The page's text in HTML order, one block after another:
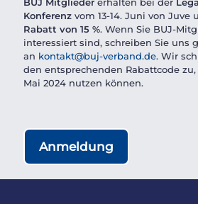
Konferenz vom 13-14. Juni von Juve
Rabatt von 15 %. Wenn Sie BUJ-
interessiert sind, schreiben Sie uns
an kontakt@buj-verband.de. Wir
den entsprechenden Rabattcode zu,
Mai 2024 nutzen können.
Anmeldung